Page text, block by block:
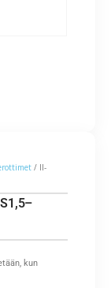
/ II-
kun